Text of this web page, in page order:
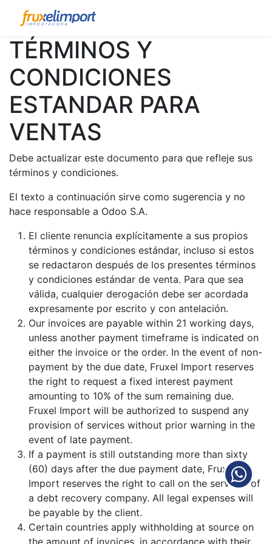
TÉRMINOS Y
CONDICIONES
ESTANDAR PARA
VENTAS
Debe actualizar este documento para que refleje sus
términos y condiciones.
El texto a continuación sirve como sugerencia y no
hace responsable a Odoo S.A.
El cliente renuncia explícitamente a sus propios
términos y condiciones estándar, incluso si estos
se redactaron después de los presentes términos
y condiciones estándar de venta. Para que sea
válida, cualquier derogación debe ser acordada
expresamente por escrito y con antelación.
Our invoices are payable within 21 working days,
unless another payment timeframe is indicated on
either the invoice or the order. In the event of non-
payment by the due date, Fruxel Import reserves
the right to request a fixed interest payment
amounting to 10% of the sum remaining due.
Fruxel Import will be authorized to suspend any
provision of services without prior warning in the
event of late payment.
If a payment is still outstanding more than sixty
(60) days after the due payment date, Fruxel
Import reserves the right to call on the services of
a debt recovery company. All legal expenses will
be payable by the client.
Certain countries apply withholding at source on
the amount of invoices, in accordance with their